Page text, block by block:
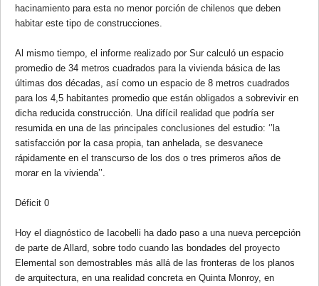
hacinamiento para esta no menor porción de chilenos que deben
habitar este tipo de construcciones.
Al mismo tiempo, el informe realizado por Sur calculó un espacio
promedio de 34 metros cuadrados para la vivienda básica de las
últimas dos décadas, así como un espacio de 8 metros cuadrados
para los 4,5 habitantes promedio que están obligados a sobrevivir en
dicha reducida construcción. Una difícil realidad que podría ser
resumida en una de las principales conclusiones del estudio: ‘’la
satisfacción por la casa propia, tan anhelada, se desvanece
rápidamente en el transcurso de los dos o tres primeros años de
morar en la vivienda’’.
Déficit 0
Hoy el diagnóstico de Iacobelli ha dado paso a una nueva percepción
de parte de Allard, sobre todo cuando las bondades del proyecto
Elemental son demostrables más allá de las fronteras de los planos
de arquitectura, en una realidad concreta en Quinta Monroy, en